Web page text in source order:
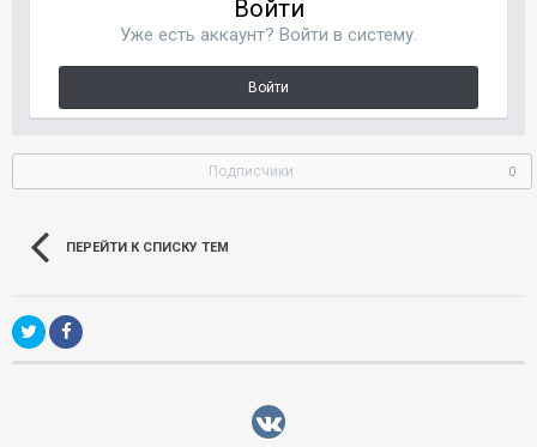
Войти
Уже есть аккаунт? Войти в систему.
Войти
Подписчики 0
ПЕРЕЙТИ К СПИСКУ ТЕМ